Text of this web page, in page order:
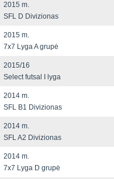
2015 m.
SFL D Divizionas
2015 m.
7x7 Lyga A grupė
2015/16
Select futsal I lyga
2014 m.
SFL B1 Divizionas
2014 m.
SFL A2 Divizionas
2014 m.
7x7 Lyga D grupė